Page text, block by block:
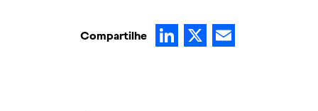
Compartilhe LinkedIn
X